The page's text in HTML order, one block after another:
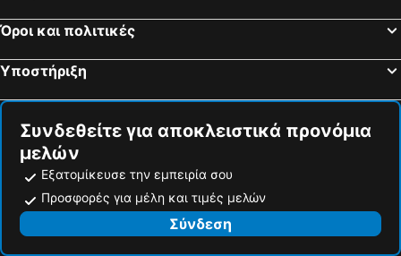
Όροι και πολιτικές
Υποστήριξη
Συνδεθείτε για αποκλειστικά προνόμια
μελών
Εξατομίκευσε την εμπειρία σου
Προσφορές για μέλη και τιμές μελών
Σύνδεση